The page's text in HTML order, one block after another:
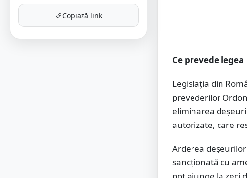
Copiază link
Ce prevede legea
Legislația din
prevederilor
eliminarea
autorizate, care
Arderea
sancționată cu